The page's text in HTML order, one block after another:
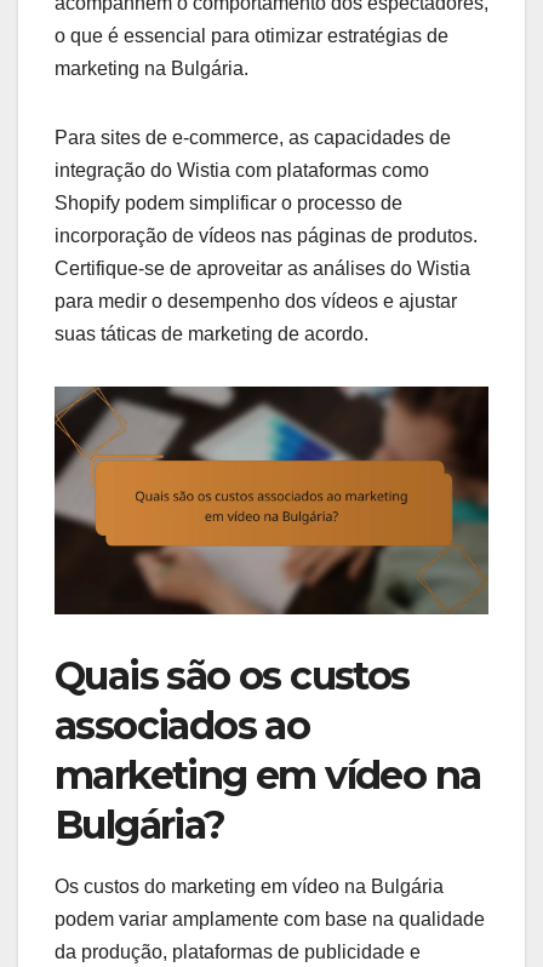
o que é essencial para otimizar estratégias de
marketing na Bulgária.
Para sites de e-commerce, as capacidades de
integração do Wistia com plataformas como
Shopify podem simplificar o processo de
incorporação de vídeos nas páginas de produtos.
Certifique-se de aproveitar as análises do Wistia
para medir o desempenho dos vídeos e ajustar
suas táticas de marketing de acordo.
Quais são os custos
associados ao
marketing em vídeo na
Bulgária?
Os custos do marketing em vídeo na Bulgária
podem variar amplamente com base na qualidade
da produção, plataformas de publicidade e